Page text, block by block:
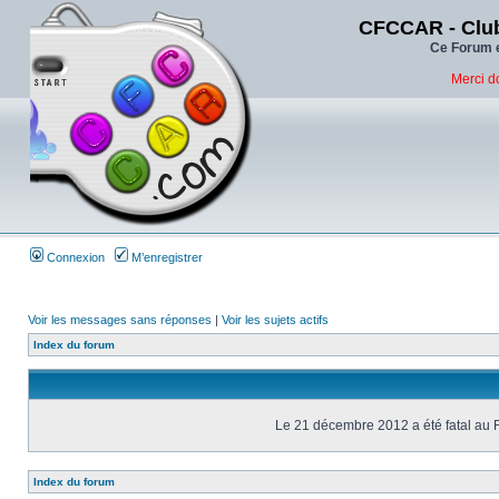
CFCCAR -
Ce Forum
Merci
Connexion M’enregistrer
Voir les messages sans réponses | Voir les sujets actifs
Index du forum
Le 21 décembre 2012 a été fatal au
Index du forum